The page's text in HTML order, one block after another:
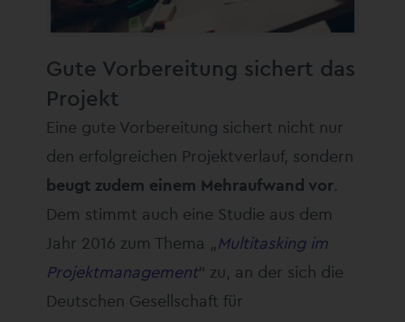
Gute Vorbereitung sichert das
Projekt
Eine gute Vorbereitung sichert nicht nur
den erfolgreichen Projektverlauf, sondern
beugt zudem einem Mehraufwand vor.
Dem stimmt auch eine Studie aus dem
Jahr 2016 zum Thema „Multitasking im
Projektmanagement“ zu, an der sich die
Deutschen Gesellschaft für